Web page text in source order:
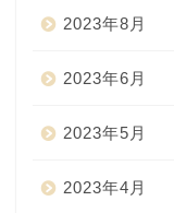
2023年8月
2023年6月
2023年5月
2023年4月